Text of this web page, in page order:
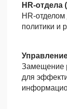
HR-отдела
HR-
политики и
Замещение
для